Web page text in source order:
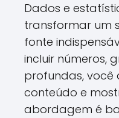
Dados e
transformar um
fonte
incluir números,
profundas,
conteúdo e
abordagem é